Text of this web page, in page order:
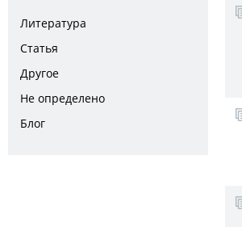
Литература
Статья
Другое
Не определено
Блог